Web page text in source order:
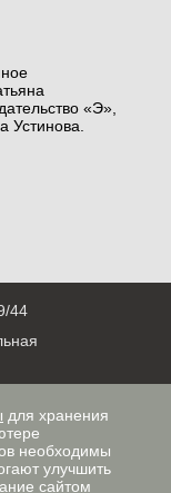
«Э»,
Устинова.
44
для хранения
необходимы
улучшить
сайтом